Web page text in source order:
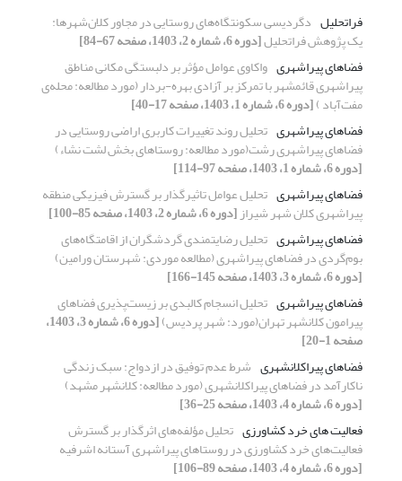
فراتحلیل دگردیسی سکونتگاه‌های روستایی در مجاور کلان‌شهرها:
یک پژوهش فراتحلیل[دوره 6، شماره 2، 1403، صفحه 67-84]
فضاهای پیراشهری واکاوی عوامل مؤثر بر دلبستگی مکانی مناطق
پیراشهری قائمشهر با تمرکز بر آزادی بهره-بردار (مورد مطالعه: محله‌ی
مفت‌آباد )[دوره 6، شماره 1، 1403، صفحه 17-40]
فضاهای پیراشهری تحلیل روند تغییرات کاربری اراضی روستایی در
فضاهای پیراشهری رشت(مورد مطالعه: روستاهای بخش لشت نشاء)
[دوره 6، شماره 1، 1403، صفحه 97-114]
فضاهای پیراشهری تحلیل عوامل تاثیرگذار بر گسترش فیزیکی منطقه
پیراشهری کلان شهر شیراز[دوره 6، شماره 2، 1403، صفحه 85-100]
فضاهای پیراشهری تحلیل رضایتمندی گردشگران از اقامتگاه‌های
بوم‌گردی در فضاهای پیراشهری (مطالعه موردی: شهرستان ورامین)
[دوره 6، شماره 3، 1403، صفحه 145-166]
فضاهای پیراشهری تحلیل انسجام کالبدی بر زیست‌پذیری فضاهای
پیرامون کلانشهر تهران(مورد: شهر پردیس) [دوره 6، شماره 3، 1403،
صفحه 1-20]
فضاهای پیراکلانشهری شرط عدم توفیق در ازدواج: سبک زندگی
ناکارآمد در فضاهای پیراکلانشهری (مورد مطالعه: کلانشهر مشهد)
[دوره 6، شماره 4، 1403، صفحه 25-36]
فعالیت های خرد کشاورزی تحلیل مؤلفه‌های اثرگذار بر گسترش
فعالیت‌های خرد کشاورزی در روستاهای پیراشهری آستانه اشرفیه
[دوره 6، شماره 4، 1403، صفحه 89-106]